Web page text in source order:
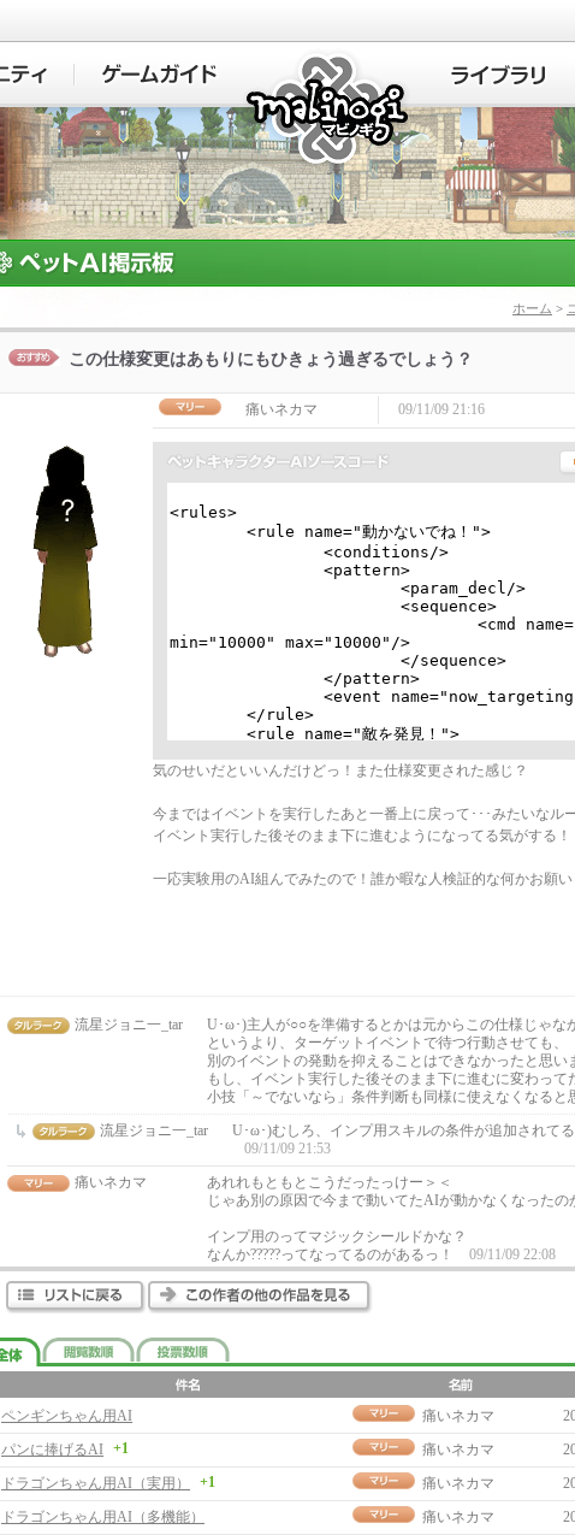
マビノギ
ホーム >
この仕様変更はあもりにもひきょう過ぎるでしょう？
痛いネカマ 09/11/09 21:16
気のせいだといいんだけどっ！また仕様変更された感じ？
今まではイベントを実行したあと一番上に戻って･･･みたいなル
イベント実行した後そのまま下に進むようになってる気がする！
一応実験用のAI組んでみたので！誰か暇な人検証的な何かお願い
流星ジョニ一_tar
U･ω･)主人が○○を準備するとかは元からこの仕様じゃな
というより、ターゲットイベントで待つ行動させても、
別のイベントの発動を抑えることはできなかったと思い
もし、イベント実行した後そのまま下に進むに変わって
小技「～でないなら」条件判断も同様に使えなくなると
流星ジョニ一_tar
U･ω･)むしろ、インプ用スキルの条件が追加されてる
09/11/09 21:53
痛いネカマ
あれれもともとこうだったっけー＞＜
じゃあ別の原因で今まで動いてたAIが動かなくなったの
インプ用のってマジックシールドかな？
なんか?????ってなってるのがあるっ！
09/11/09 22:08
ペンギンちゃん用AI 痛いネカマ
パンに捧げるAI +1 痛いネカマ
ドラゴンちゃん用AI（実用）
+1 痛いネカマ
ドラゴンちゃん用AI（多機能）
痛いネカマ